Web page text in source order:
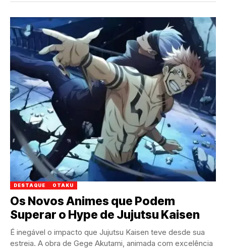
DESTAQUE OTAKU
Os Novos Animes que Podem
Superar o Hype de Jujutsu Kaisen
É inegável o impacto que Jujutsu Kaisen teve desde sua
estreia. A obra de Gege Akutami, animada com excelência